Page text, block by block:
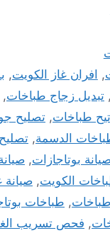
, افران غاز الكويت,
, تبديل زجاج طباخات,
طباخات, تصليح
الدسمة,
بوتاجازات,
الكويت, صيانة
طباخات, طباخات
, فحص تسريب